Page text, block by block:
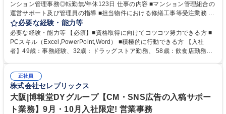
ンション管理事務◎転勤無/年休123日 仕事の内容 ■マンション管理組合の
運営サポート及び管理員の指導 ■担当物件における修繕工事等受注業務 ■
事務所内での事務業務等 ★異業界からの転職者が多数活躍しています
【年収補足】532万円 ＋別途インセンティヴで平均約100万円/年（昨年度
実績） ＋管理業務主任者資格手当50,000円/月 ★親会社である株式会社合
人社計画研究所社のグループ会社として、質の高いサービスと適性価格を
無/年休123日
必要な経験・能力等
必要な経験・能力等 【必須】■資格取得に向けてコツコツ努力できる方 ■
PCスキル（Excel,PowerPoint,Word） ■積極的に行動できる方 【入社
者】49歳：事務経験、32歳：ドラッグストア勤務、 58歳：飲食店勤務
得出来ております！ 【魅力】■フレックス制度、未経験からでも下限年収
を一律支給！ ■管理業務主任者資格取得後には50,000円/月の手当あり！
学歴・資格 学歴：大学院 大学 高専 短大 専修学校 高校 語学力： 資格：第
一種運転免許普通自動車
正社員
株式会社セレブリックス
大阪|博報堂DYグループ【CM・SNS広告の入稿サポー
ト業務】9月・10月入社限定! 営業事務